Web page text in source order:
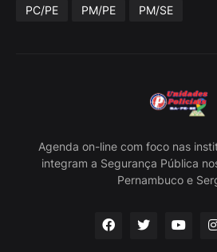
PC/PE
PM/PE PM/SE
Agenda on-line com foco nas
integram a Segurança Pública
Pernambuco e